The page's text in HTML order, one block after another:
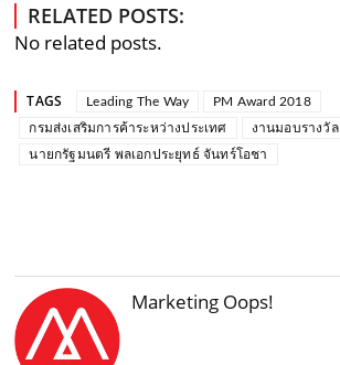
RELATED POSTS:
No related posts.
TAGS Leading The Way
PM Award 2018
กรมส่งเสริมการค้าระหว่างประเทศ
งานมอบรางวัล
นายกรัฐมนตรี พลเอกประยุทธ์ จันทร์โอชา
Marketing Oops!